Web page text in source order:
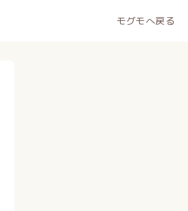
モグモへ戻る